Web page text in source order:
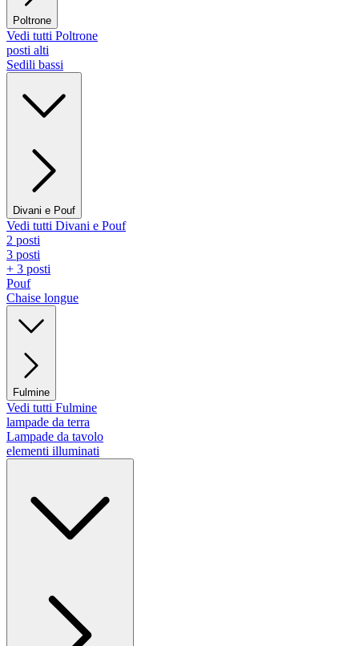
Poltrone
Vedi tutti Poltrone
posti alti
Sedili bassi
Divani e Pouf
Vedi tutti Divani e Pouf
2 posti
3 posti
+ 3 posti
Pouf
Chaise longue
Fulmine
Vedi tutti Fulmine
lampade da terra
Lampade da tavolo
elementi illuminati